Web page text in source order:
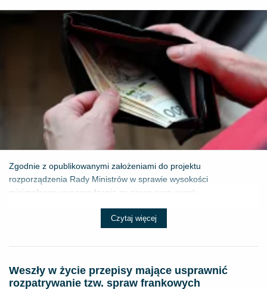
Zgodnie z opublikowanymi założeniami do projektu
rozporządzenia Rady Ministrów w sprawie wysokości
minimalnego wynagrodzenia za pracę oraz wysok...
Czytaj więcej
Weszły w życie przepisy mające usprawnić
rozpatrywanie tzw. spraw frankowych